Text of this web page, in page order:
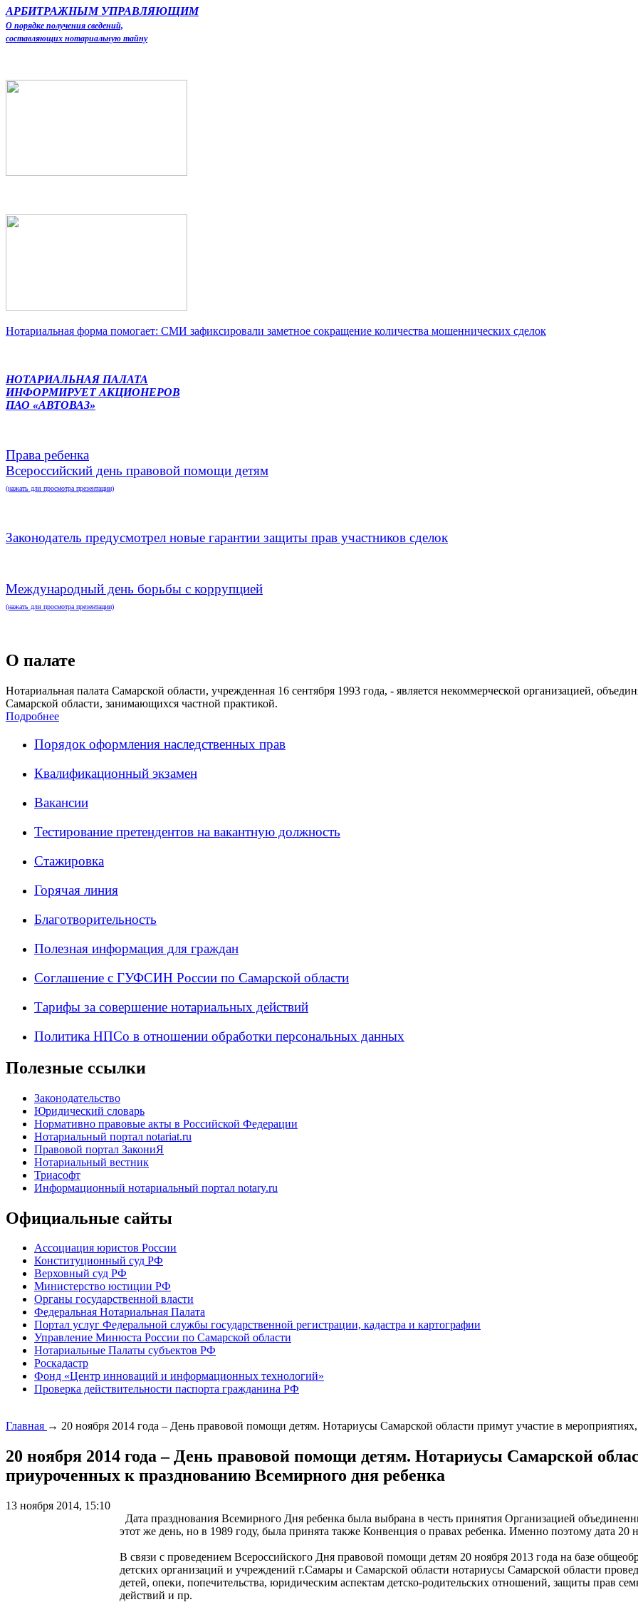
АРБИТРАЖНЫМ УПРАВЛЯЮЩИМ
О порядке получения сведений,
составляющих нотариальную тайну
Нотариальная форма помогает: СМИ зафиксировали заметное сокращение количества мошеннических сделок
НОТАРИАЛЬНАЯ ПАЛАТА
ИНФОРМИРУЕТ АКЦИОНЕРОВ
ПАО «АВТОВАЗ»
Права ребенка
Всероссийский день правовой помощи детям
(нажать для просмотра презентации)
Законодатель предусмотрел новые гарантии защиты прав участников сделок
Международный день борьбы с коррупцией
(нажать для просмотра презентации)
О палате
Нотариальная палата Самарской области, учрежденная 16 сентября 1993 года, - является некоммерческой организацией,
Самарской области, занимающихся частной практикой.
Подробнее
Порядок оформления наследственных прав
Квалификационный экзамен
Вакансии
Тестирование претендентов на вакантную должность
Стажировка
Горячая линия
Благотворительность
Полезная информация для граждан
Соглашение с ГУФСИН России по Самарской области
Тарифы за совершение нотариальных действий
Политика НПСо в отношении обработки персональных данных
Полезные ссылки
Законодательство
Юридический словарь
Нормативно правовые акты в Российской Федерации
Нотариальный портал notariat.ru
Правовой портал ЗакониЯ
Нотариальный вестник
Триасофт
Информационный нотариальный портал notary.ru
Официальные сайты
Ассоциация юристов России
Конституционный суд РФ
Верховный суд РФ
Министерство юстиции РФ
Органы государственной власти
Федеральная Нотариальная Палата
Портал услуг Федеральной службы государственной регистрации, кадастра и картографии
Управление Минюста России по Самарской области
Нотариальные Палаты субъектов РФ
Роскадастр
Фонд «Центр инноваций и информационных технологий»
Проверка действительности паспорта гражданина РФ
Главная → 20 ноября 2014 года – День правовой помощи детям. Нотариусы Самарской области примут участие в
20 ноября 2014 года – День правовой помощи детям. Нотариусы Самарской
приуроченных к празднованию Всемирного дня ребенка
13 ноября 2014, 15:10
Дата празднования Всемирного Дня ребенка была выбрана в честь принятия Организацией
этот же день, но в 1989 году, была принята также Конвенция о правах ребенка. Именно поэтому дата
В связи с проведением Всероссийского Дня правовой помощи детям 20 ноября 2013 года на базе
детских организаций и учреждений г.Самары и Самарской области нотариусы Самарской области
детей, опеки, попечительства, юридическим аспектам детско-родительских отношений, защиты прав
действий и пр.